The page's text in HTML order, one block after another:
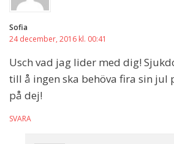
Sofia
24 december, 2016 kl. 00:41
Usch vad jag lider med dig!
till å ingen ska behöva fira sin jul
på dej!
SVARA